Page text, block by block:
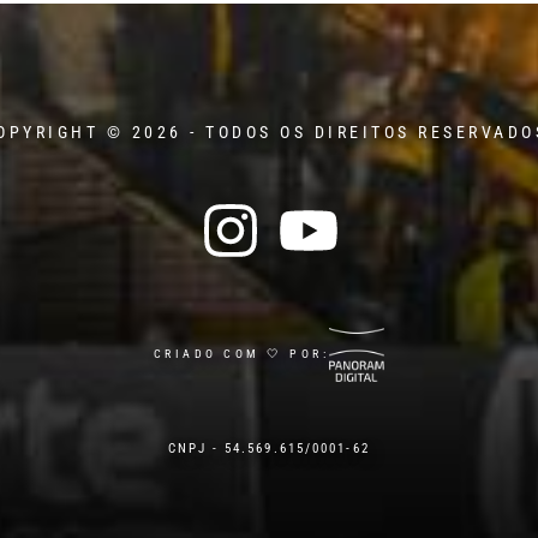
© 2026 - TODOS OS DIREITOS
CRIADO COM 🤍 POR:
CNPJ - 54.569.615/0001-62